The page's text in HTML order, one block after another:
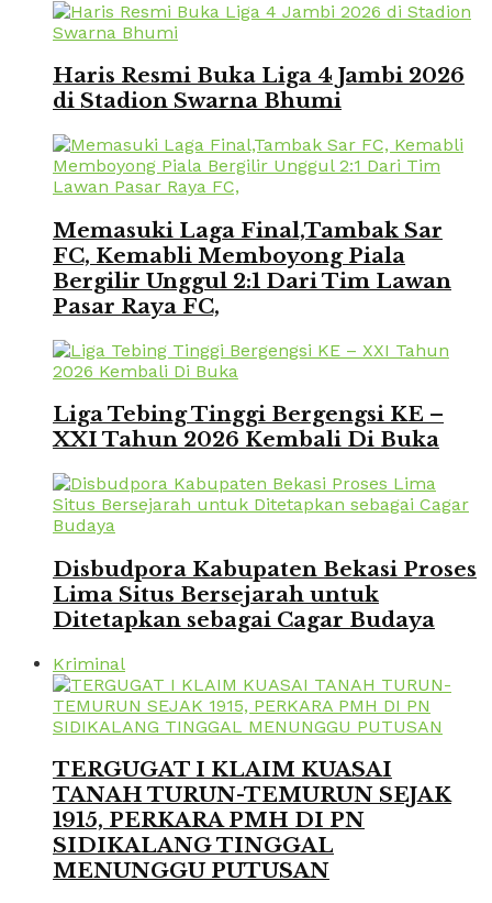
Haris Resmi Buka Liga 4 Jambi 2026
di Stadion Swarna Bhumi
Memasuki Laga Final,Tambak Sar
FC, Kemabli Memboyong Piala
Bergilir Unggul 2:1 Dari Tim Lawan
Pasar Raya FC,
Liga Tebing Tinggi Bergengsi KE –
XXI Tahun 2026 Kembali Di Buka
Disbudpora Kabupaten Bekasi Proses
Lima Situs Bersejarah untuk
Ditetapkan sebagai Cagar Budaya
Kriminal
TERGUGAT I KLAIM KUASAI
TANAH TURUN-TEMURUN SEJAK
1915, PERKARA PMH DI PN
SIDIKALANG TINGGAL
MENUNGGU PUTUSAN